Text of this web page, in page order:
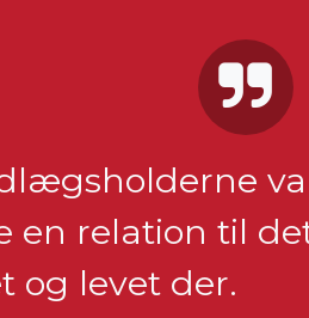
en relation til
og levet der.